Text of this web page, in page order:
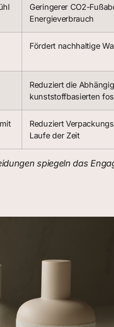
Geringerer CO2-
Energieverbrauch
Fördert nachhaltige
Reduziert die
kunststoffbasierten
Reduziert
Laufe der Zeit
spiegeln das